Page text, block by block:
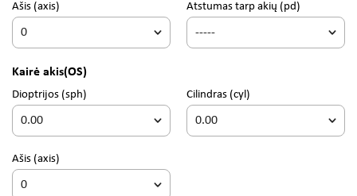
Ašis (axis) Atstumas tarp akių (pd)
Kairė akis(OS)
Dioptrijos (sph) Cilindras (cyl)
Ašis (axis)